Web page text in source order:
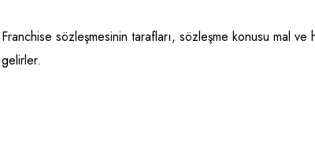
Franchise sözleşmesinin tarafları, sözleşme konusu mal
gelirler.